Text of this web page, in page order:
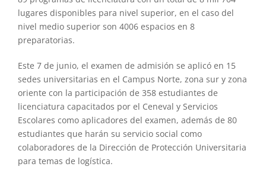
lugares disponibles para nivel superior, en el caso del
nivel medio superior son 4006 espacios en 8
preparatorias.
Este 7 de junio, el examen de admisión se aplicó en 15
sedes universitarias en el Campus Norte, zona sur y zona
oriente con la participación de 358 estudiantes de
licenciatura capacitados por el Ceneval y Servicios
Escolares como aplicadores del examen, además de 80
estudiantes que harán su servicio social como
colaboradores de la Dirección de Protección Universitaria
para temas de logística.